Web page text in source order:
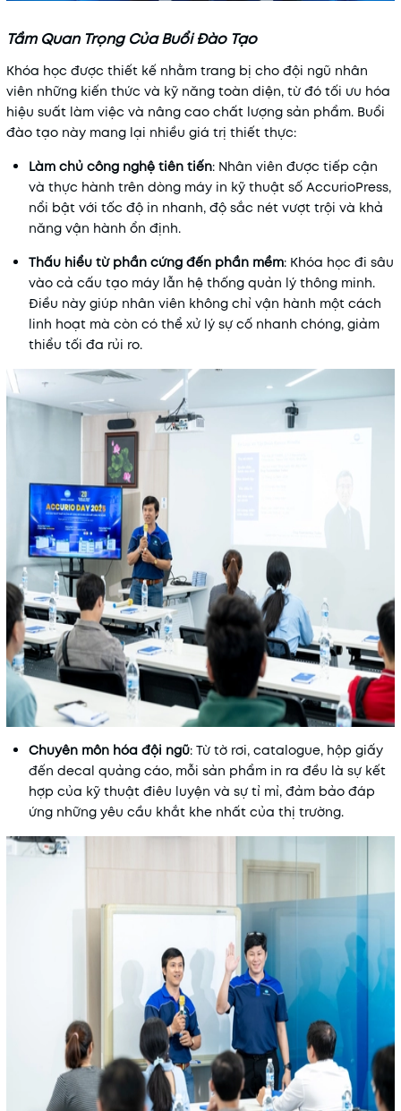
Tầm Quan Trọng Của Buổi Đào Tạo
Khóa học được thiết kế nhằm trang bị cho đội ngũ nhân
viên những kiến thức và kỹ năng toàn diện, từ đó tối ưu hóa
hiệu suất làm việc và nâng cao chất lượng sản phẩm. Buổi
đào tạo này mang lại nhiều giá trị thiết thực:
Làm chủ công nghệ tiên tiến: Nhân viên được tiếp cận
và thực hành trên dòng máy in kỹ thuật số AccurioPress,
nổi bật với tốc độ in nhanh, độ sắc nét vượt trội và khả
năng vận hành ổn định.
Thấu hiểu từ phần cứng đến phần mềm: Khóa học đi sâu
vào cả cấu tạo máy lẫn hệ thống quản lý thông minh.
Điều này giúp nhân viên không chỉ vận hành một cách
linh hoạt mà còn có thể xử lý sự cố nhanh chóng, giảm
thiểu tối đa rủi ro.
Chuyên môn hóa đội ngũ: Từ tờ rơi, catalogue, hộp giấy
đến decal quảng cáo, mỗi sản phẩm in ra đều là sự kết
hợp của kỹ thuật điêu luyện và sự tỉ mỉ, đảm bảo đáp
ứng những yêu cầu khắt khe nhất của thị trường.